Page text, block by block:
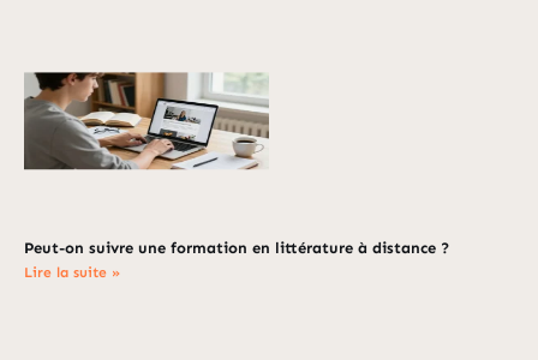
Peut-on suivre une formation en littérature à distance ?
Lire la suite »